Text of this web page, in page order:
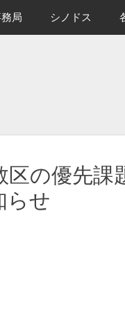
局 シノドス
区の優先課
らせ